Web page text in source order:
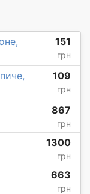
151
грн
109
грн
867
грн
1300
грн
663
грн